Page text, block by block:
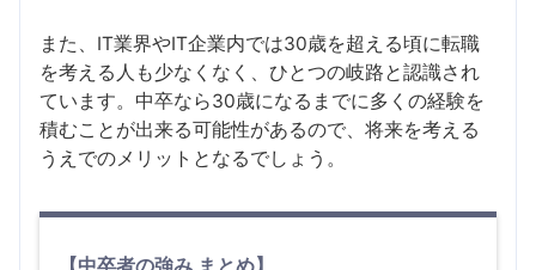
また、IT業界やIT企業内では30歳を超える頃に転職
を考える人も少なくなく、ひとつの岐路と認識され
ています。中卒なら30歳になるまでに多くの経験を
積むことが出来る可能性があるので、将来を考える
うえでのメリットとなるでしょう。
【中卒者の強み まとめ】